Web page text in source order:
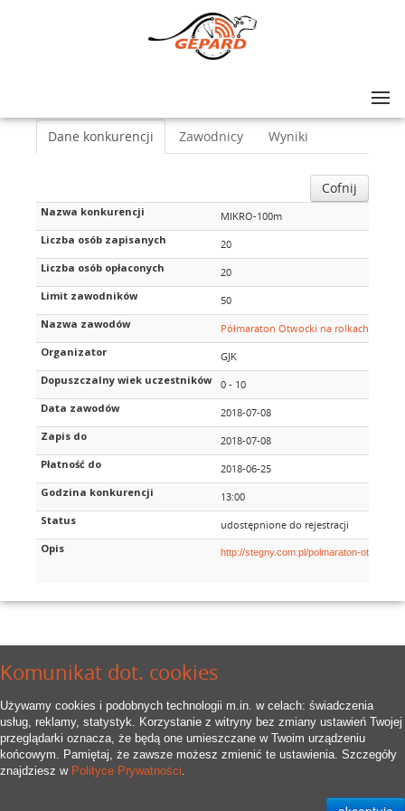
Komunikat dot. cookies
Używamy cookies i podobnych technologii m.in. w celach: świadczenia
usług, reklamy, statystyk. Korzystanie z witryny bez zmiany ustawień Twojej
przeglądarki oznacza, że będą one umieszczane w Twoim urządzeniu
końcowym. Pamiętaj, że zawsze możesz zmienić te ustawienia. Szczegóły
znajdziesz w Polityce Prywatności.
Dane konkurencji Zawodnicy Wyniki
Cofnij
Nazwa konkurencji
MIKRO-100m
Liczba osób zapisanych
20
Liczba osób opłaconych
20
Limit zawodników
50
Nazwa zawodów
Półmaraton Otwocki na rolkach
Organizator
GJK
Dopuszczalny wiek uczestników
0 - 10
Data zawodów
2018-07-08
Zapis do
2018-07-08
Płatność do
2018-06-25
Godzina konkurencji
13:00
Status
udostępnione do rejestracji
Opis
http://stegny.com.pl/polmaraton-otwocki-